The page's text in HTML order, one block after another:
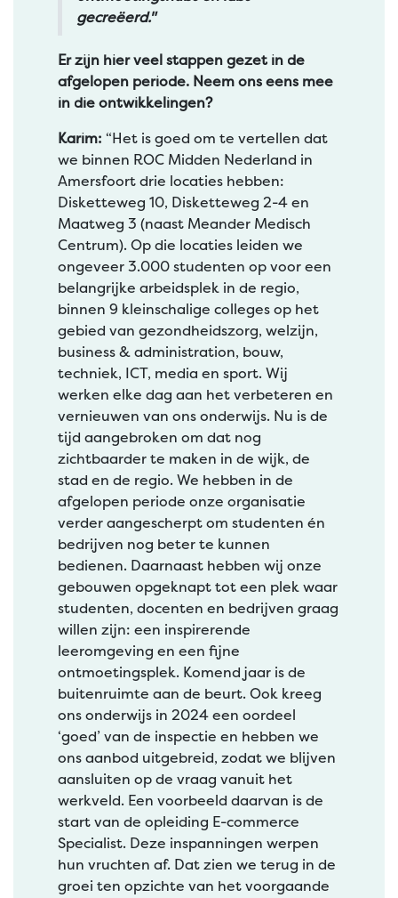
gecreëerd."
Er zijn hier veel stappen gezet in de
afgelopen periode. Neem ons eens mee
in die ontwikkelingen?
Karim: “Het is goed om te vertellen dat
we binnen ROC Midden Nederland in
Amersfoort drie locaties hebben:
Disketteweg 10, Disketteweg 2-4 en
Maatweg 3 (naast Meander Medisch
Centrum). Op die locaties leiden we
ongeveer 3.000 studenten op voor een
belangrijke arbeidsplek in de regio,
binnen 9 kleinschalige colleges op het
gebied van gezondheidszorg, welzijn,
business & administration, bouw,
techniek, ICT, media en sport. Wij
werken elke dag aan het verbeteren en
vernieuwen van ons onderwijs. Nu is de
tijd aangebroken om dat nog
zichtbaarder te maken in de wijk, de
stad en de regio. We hebben in de
afgelopen periode onze organisatie
verder aangescherpt om studenten én
bedrijven nog beter te kunnen
bedienen. Daarnaast hebben wij onze
gebouwen opgeknapt tot een plek waar
studenten, docenten en bedrijven graag
willen zijn: een inspirerende
leeromgeving en een fijne
ontmoetingsplek. Komend jaar is de
buitenruimte aan de beurt. Ook kreeg
ons onderwijs in 2024 een oordeel
‘goed’ van de inspectie en hebben we
ons aanbod uitgebreid, zodat we blijven
aansluiten op de vraag vanuit het
werkveld. Een voorbeeld daarvan is de
start van de opleiding E-commerce
Specialist. Deze inspanningen werpen
hun vruchten af. Dat zien we terug in de
groei ten opzichte van het voorgaande